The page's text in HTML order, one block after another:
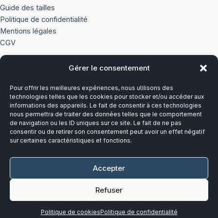
Gérer le consentement
Pour offrir les meilleures expériences, nous utilisons des
technologies telles que les cookies pour stocker et/ou accéder aux
informations des appareils. Le fait de consentir à ces technologies
nous permettra de traiter des données telles que le comportement
de navigation ou les ID uniques sur ce site. Le fait de ne pas
consentir ou de retirer son consentement peut avoir un effet négatif
sur certaines caractéristiques et fonctions.
Accepter
Refuser
Politique de cookiesPolitique de confidentialité
Guide des tailles
Politique de confidentialité
Mentions légales
CGV
Notre histoire
Du lundi au vendredi
8h00-12h30 et 13h30-17h00
Téléphone :03 20 28 14 14
Mail :contact@callens-group.com